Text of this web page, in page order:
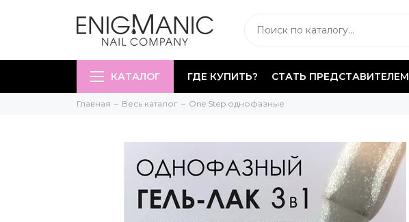
КАТАЛОГ ГДЕ КУПИТЬ? СТАТЬ ПРЕДСТАВИТЕЛЕМ
Главная Весь каталог One Step однофазные